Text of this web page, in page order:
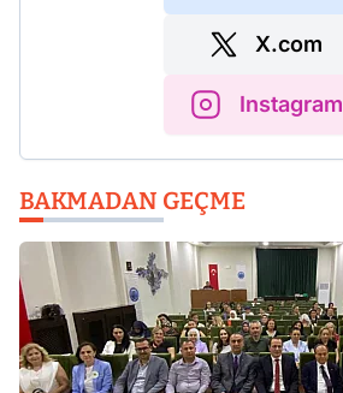
X.com
Instagram
BAKMADAN GEÇME